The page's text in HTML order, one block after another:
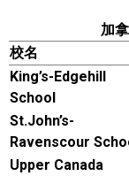
旺市楼花项目
万锦楼花项目
新移民指南
加
校名
King’s-Edgehill
School
St.John’s-
Ravenscour
Upper Canada